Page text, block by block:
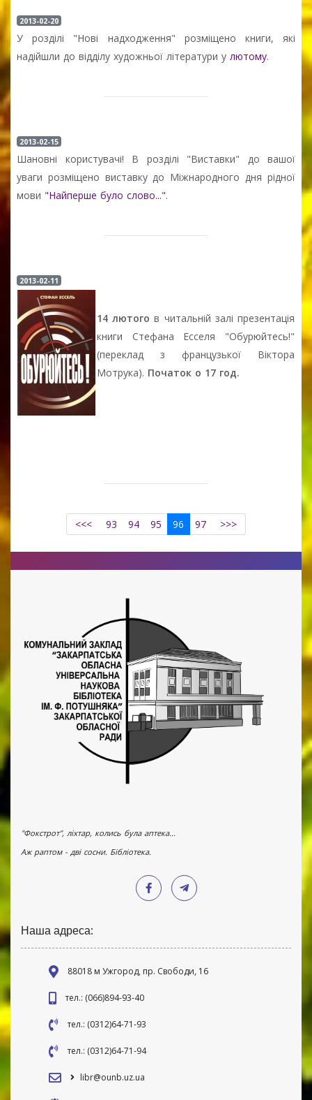
2013-02-20
У розділі "Нові надходження" розміщено книги, які
надійшли до відділу художньої літератури у лютому.
2013-02-15
Шановні користувачі! В розділі "Виставки" до вашої
уваги розміщено виставку до Міжнародного дня рідної
мови "Найперше було слово...".
2013-02-11
14 лютого в читальній залі презентація
книги Стефана Есселя "Обурюйтесь!"
(переклад з французької Віктора
Мотрука). Початок о 17 год.
<<< 93 94 95 96 97 >>>
"Фокстрот", ліхтар, колись була аптека...
Аж раптом - дві сосни. Бібліотека.
Наша адреса:
88018 м Ужгород, пр. Свободи, 16
тел.: (066)894-93-40
тел.: (0312)64-71-93
тел.: (0312)64-71-94
libr@ounb.uz.ua